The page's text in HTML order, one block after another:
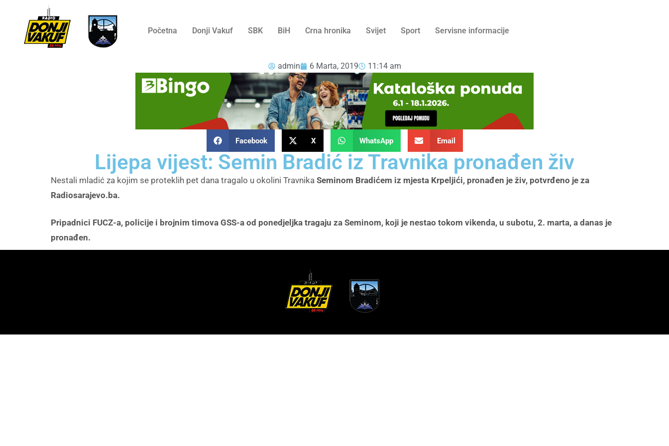
Početna Donji Vakuf SBK BiH Crna hronika Svijet Sport Servisne informacije
admin 6 Marta, 2019 11:14 am
Facebook X WhatsApp Email
Lijepa vijest: Semin Bradić iz Travnika pronađen živ
Nestali mladić za kojim se proteklih pet dana tragalo u okolini Travnika Seminom Bradićem iz mjesta Krpeljići, pronađen je živ, potvrđeno je za
Radiosarajevo.ba.
Pripadnici FUCZ-a, policije i brojnim timova GSS-a od ponedjeljka tragaju za Seminom, koji je nestao tokom vikenda, u subotu, 2. marta, a danas je
pronađen.